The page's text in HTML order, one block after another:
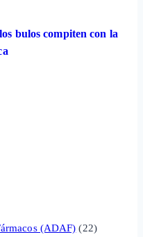
bulos compiten con la
(ADAF) (22)